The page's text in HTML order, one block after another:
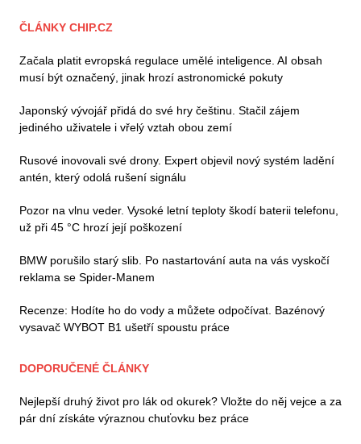
ČLÁNKY CHIP.CZ
Začala platit evropská regulace umělé inteligence. AI obsah
musí být označený, jinak hrozí astronomické pokuty
Japonský vývojář přidá do své hry češtinu. Stačil zájem
jediného uživatele i vřelý vztah obou zemí
Rusové inovovali své drony. Expert objevil nový systém ladění
antén, který odolá rušení signálu
Pozor na vlnu veder. Vysoké letní teploty škodí baterii telefonu,
už při 45 °C hrozí její poškození
BMW porušilo starý slib. Po nastartování auta na vás vyskočí
reklama se Spider-Manem
Recenze: Hodíte ho do vody a můžete odpočívat. Bazénový
vysavač WYBOT B1 ušetří spoustu práce
DOPORUČENÉ ČLÁNKY
Nejlepší druhý život pro lák od okurek? Vložte do něj vejce a za
pár dní získáte výraznou chuťovku bez práce